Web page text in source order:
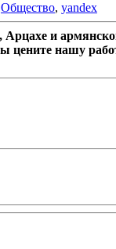
Общество, yandex
и
цените нашу